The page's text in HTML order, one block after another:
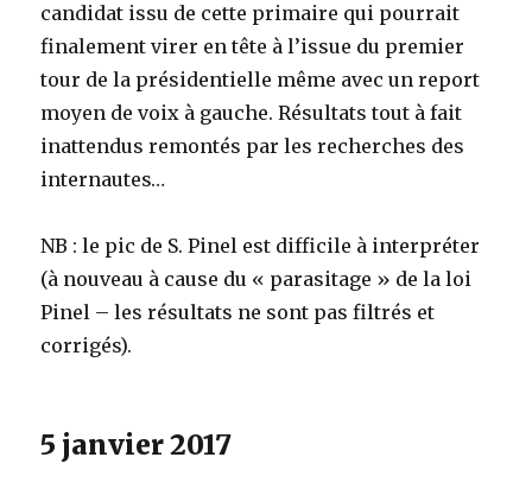
candidat issu de cette primaire qui pourrait
finalement virer en tête à l’issue du premier
tour de la présidentielle même avec un report
moyen de voix à gauche. Résultats tout à fait
inattendus remontés par les recherches des
internautes…
NB : le pic de S. Pinel est difficile à interpréter
(à nouveau à cause du « parasitage » de la loi
Pinel – les résultats ne sont pas filtrés et
corrigés).
5 janvier 2017